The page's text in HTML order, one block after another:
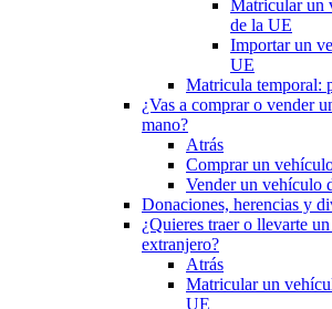
Matricular un
de la UE
Importar un
UE
Matricula temporal:
¿Vas a comprar o vender
mano?
Atrás
Comprar un
Vender un vehículo
Donaciones, herencias y
¿Quieres traer o llevarte
extranjero?
Atrás
Matricular un
UE